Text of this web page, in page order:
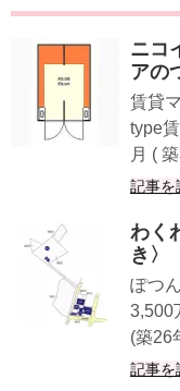
ニコ
アの
賃貸
type
月 (
記事を
わく
き〉
ぽつ
3,500
(築26
記事を